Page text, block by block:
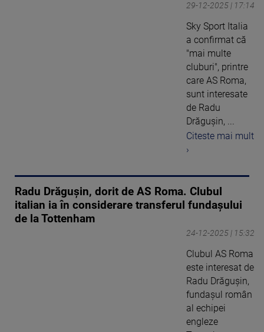
29-12-2025 | 17:14
Sky Sport Italia
a confirmat că
"mai multe
cluburi", printre
care AS Roma,
sunt interesate
de Radu
Drăguşin, ...
Citeste mai mult
›
Radu Drăguşin, dorit de AS Roma. Clubul
italian ia în considerare transferul fundaşului
de la Tottenham
24-12-2025 | 15:32
Clubul AS Roma
este interesat de
Radu Drăguşin,
fundaşul român
al echipei
engleze